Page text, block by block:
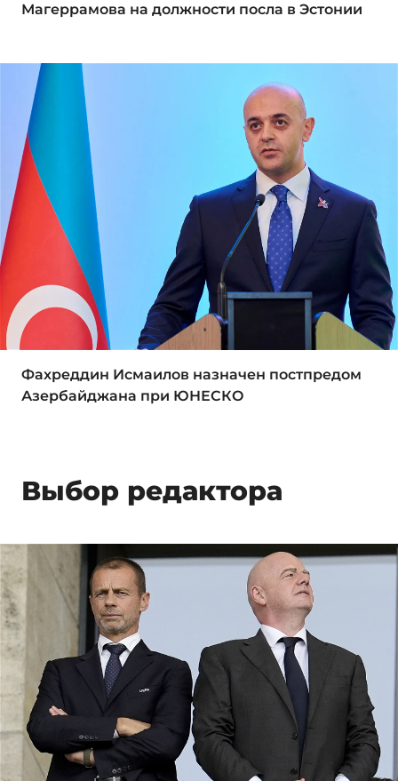
Магеррамова на должности посла в Эстонии
Фахреддин Исмаилов назначен постпредом
Азербайджана при ЮНЕСКО
Выбор редактора